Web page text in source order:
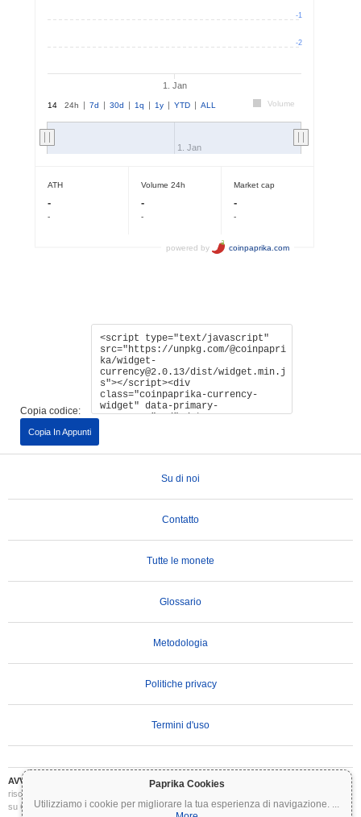
Paprika Cookies
Utilizziamo i cookie per migliorare la tua esperienza di navigazione. ...
Copia codice:
Copia In Appunti
Su di noi
Contatto
Tutte le monete
Glossario
Metodologia
Politiche privacy
Termini d'uso
AVVERTENZA IMPORTANTE:
Le criptovalute sono altamente volatili e comportano
rischi significativi. Potresti perdere parte o tutto il tuo investimento. Tutte le informazioni
su Coinpaprika sono fornite esclusivamente a scopo informativo e non costituiscono